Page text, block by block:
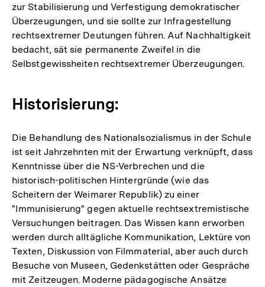
zur Stabilisierung und Verfestigung demokratischer
Überzeugungen, und sie sollte zur Infragestellung
rechtsextremer Deutungen führen. Auf Nachhaltigkeit
bedacht, sät sie permanente Zweifel in die
Selbstgewissheiten rechtsextremer Überzeugungen.
Historisierung:
Die Behandlung des Nationalsozialismus in der Schule
ist seit Jahrzehnten mit der Erwartung verknüpft, dass
Kenntnisse über die NS-Verbrechen und die
historisch-politischen Hintergründe (wie das
Scheitern der Weimarer Republik) zu einer
"Immunisierung" gegen aktuelle rechtsextremistische
Versuchungen beitragen. Das Wissen kann erworben
werden durch alltägliche Kommunikation, Lektüre von
Texten, Diskussion von Filmmaterial, aber auch durch
Besuche von Museen, Gedenkstätten oder Gespräche
mit Zeitzeugen. Moderne pädagogische Ansätze